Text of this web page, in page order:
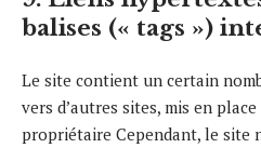
balises (« tags »)
Le site contient un certain
vers d’autres sites, mis en
propriétaire Cependant, le site